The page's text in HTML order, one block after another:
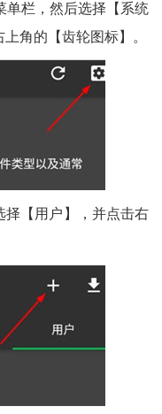
栏，然后选择【系统
角的【齿轮图标】。
【用户】，并点击右